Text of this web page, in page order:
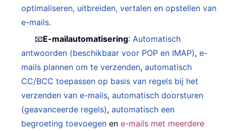
optimaliseren, uitbreiden, vertalen en opstellen van
e-mails.
📧E-mailautomatisering:Automatisch
antwoorden (beschikbaar voor POP en IMAP),e-
mails plannen om te verzenden,automatisch
CC/BCC toepassen op basis van regels bij het
verzenden van e-mails,automatisch doorsturen
(geavanceerde regels),automatisch een
begroeting toevoegen ene-mails met meerdere